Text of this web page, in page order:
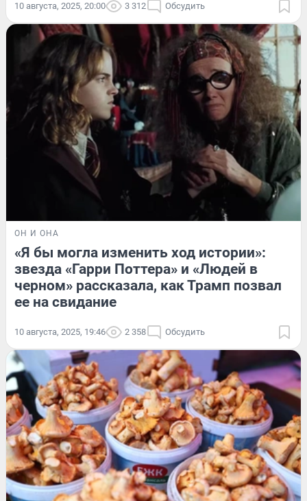
10 августа, 2025, 20:00 3 312 Обсудить
ОН И ОНА
«Я бы могла изменить ход истории»:
звезда «Гарри Поттера» и «Людей в
черном» рассказала, как Трамп позвал
ее на свидание
10 августа, 2025, 19:46 2 358 Обсудить